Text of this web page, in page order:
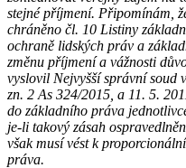
stejné příjmení. Připomínám,
chráněno čl. 10 Listiny
ochraně lidských práv a
změnu příjmení a vážnosti
vyslovil Nejvyšší správní soud
zn. 2 As 324/2015, a 11. 5.
do základního práva
je-li takový zásah
však musí vést k
práva.